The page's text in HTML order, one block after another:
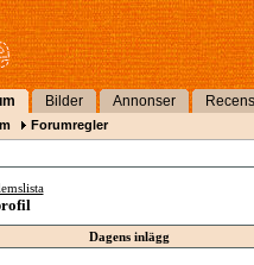
Bilder Annonser
Forumregler
Dagens inlägg